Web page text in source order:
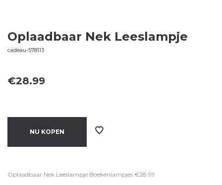
Oplaadbaar Nek Leeslampje
cadeau-578113
€28.99
NU KOPEN
Oplaadbaar Nek Leeslampje Boekenlampjes €28.99